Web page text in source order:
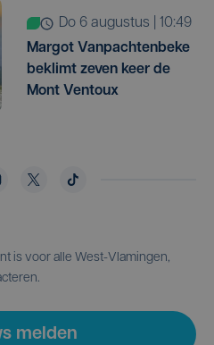
do 6 augustus | 10:49
Margot Vanpachtenbeke
beklimt zeven keer de
Mont Ventoux
is voor alle West-Vlamingen,
melden